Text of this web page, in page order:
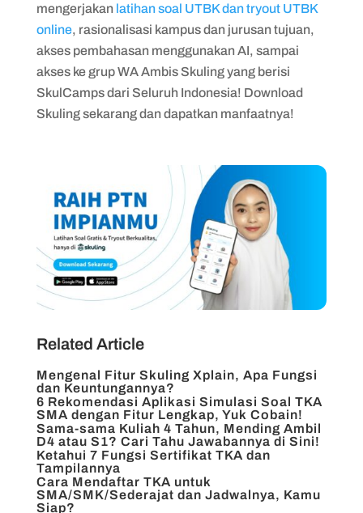
mengerjakan latihan soal UTBK dan tryout UTBK
online, rasionalisasi kampus dan jurusan tujuan,
akses pembahasan menggunakan AI, sampai
akses ke grup WA Ambis Skuling yang berisi
SkulCamps dari Seluruh Indonesia! Download
Skuling sekarang dan dapatkan manfaatnya!
Related Article
Mengenal Fitur Skuling Xplain, Apa Fungsi
dan Keuntungannya?
6 Rekomendasi Aplikasi Simulasi Soal TKA
SMA dengan Fitur Lengkap, Yuk Cobain!
Sama-sama Kuliah 4 Tahun, Mending Ambil
D4 atau S1? Cari Tahu Jawabannya di Sini!
Ketahui 7 Fungsi Sertifikat TKA dan
Tampilannya
Cara Mendaftar TKA untuk
SMA/SMK/Sederajat dan Jadwalnya, Kamu
Siap?